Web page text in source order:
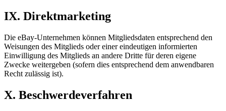
IX. Direktmarketing
Die eBay-Unternehmen können Mitgliedsdaten entsprechend den
Weisungen des Mitglieds oder einer eindeutigen informierten
Einwilligung des Mitglieds an andere Dritte für deren eigene
Zwecke weitergeben (sofern dies entsprechend dem anwendbaren
Recht zulässig ist).
X. Beschwerdeverfahren